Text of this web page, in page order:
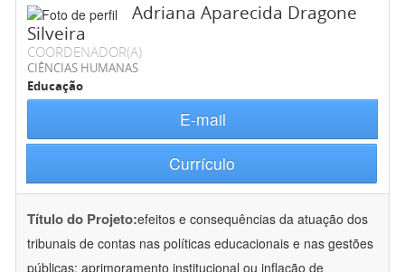
Adriana Aparecida Dragone
Silveira
COORDENADOR(A)
CIÊNCIAS HUMANAS
Educação
E-mail
Currículo
Título do Projeto:efeitos e consequências da atuação dos
tribunais de contas nas políticas educacionais e nas gestões
públicas: aprimoramento institucional ou inflação de